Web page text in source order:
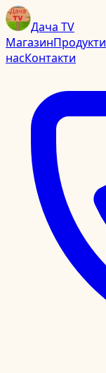
Дача TV
МагазинПродукти
насКонтакти